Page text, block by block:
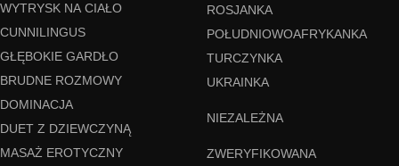
WYTRYSK NA CIAŁO
CUNNILINGUS
GŁĘBOKIE GARDŁO
BRUDNE ROZMOWY
DOMINACJA
DUET Z DZIEWCZYNĄ
MASAŻ EROTYCZNY
ROSJANKA
POŁUDNIOWOAFRYKANKA
TURCZYNKA
UKRAINKA
NIEZALEŻNA
ZWERYFIKOWANA